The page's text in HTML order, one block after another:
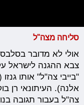
סליחה מצה"ל
אולי לא מדובר
צבא ההגנה לישראל
"בייבי צה"ל" אותו
צה"ל בעבור תגובה